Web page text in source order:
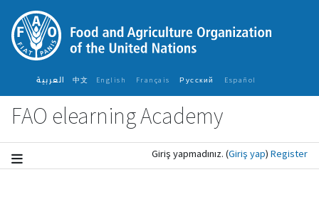
Ana içeriğe git
العربية 中文 English ‎ Français ‎ Русский ‎ Español ‎
FAO elearning Academy
Giriş yapmadınız. (Giriş yap) Register